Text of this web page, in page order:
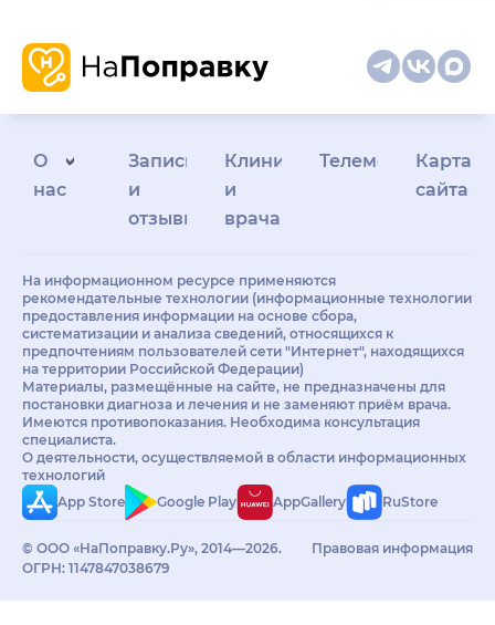
О
нас
Запись
и
отзывы
Клиникам
и
врачам
Телемедицина
Карта
сайта
На информационном ресурсе применяются
рекомендательные технологии (информационные технологии
предоставления информации на основе сбора,
систематизации и анализа сведений, относящихся к
предпочтениям пользователей сети "Интернет", находящихся
на территории Российской Федерации)
Материалы, размещённые на сайте, не предназначены для
постановки диагноза и лечения и не заменяют приём врача.
Имеются противопоказания. Необходима консультация
специалиста.
О деятельности, осуществляемой в области информационных
технологий
App Store
Google Play AppGallery RuStore
© ООО «НаПоправку.Ру», 2014—2026.
ОГРН: 1147847038679
Правовая информация